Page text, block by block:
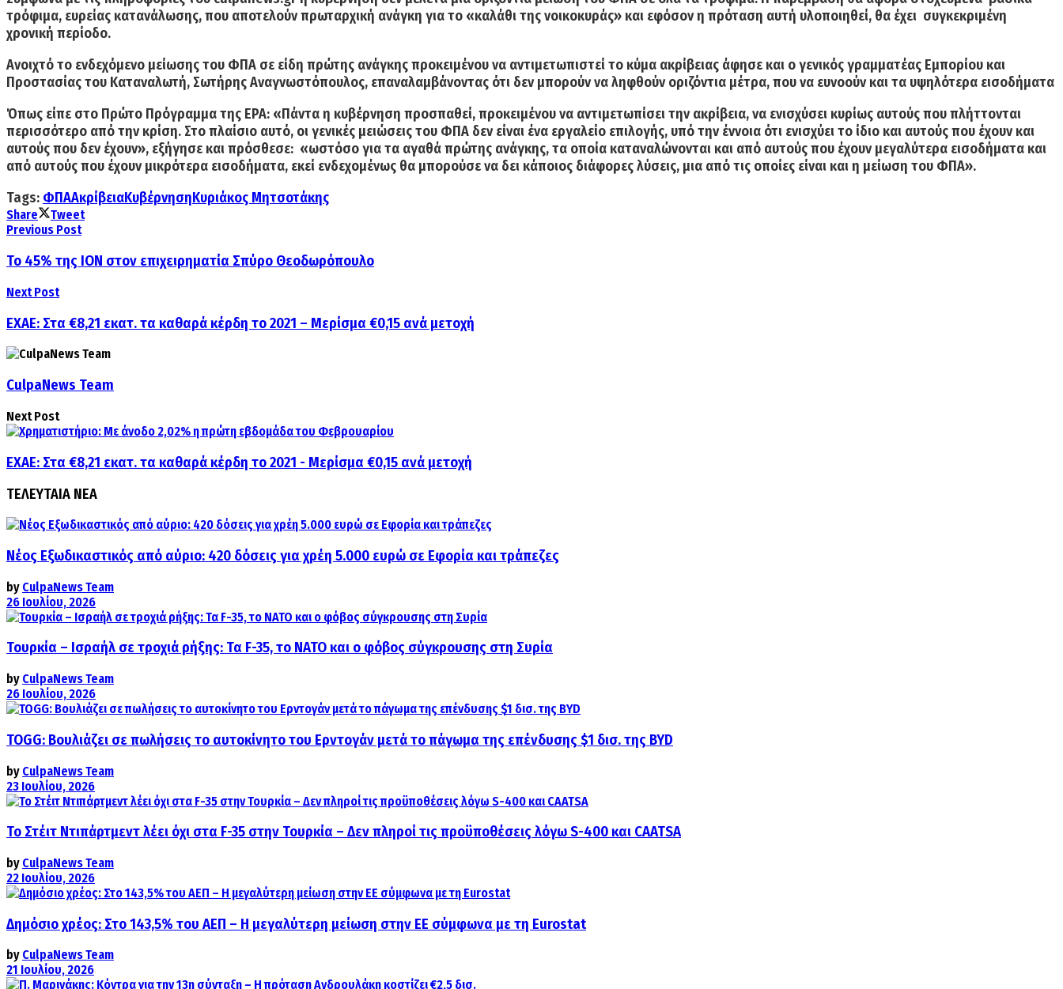
τρόφιμα, ευρείας κατανάλωσης,που αποτελούν πρωταρχική ανάγκη για το «καλάθι της νοικοκυράς» και εφόσον η πρόταση αυτή υλοποιηθεί, θα έχει συγκεκριμένη
χρονική περίοδο.
Ανοιχτό το ενδεχόμενο μείωσης του ΦΠΑ σε είδη πρώτης ανάγκης προκειμένου να αντιμετωπιστεί το κύμα ακρίβειας άφησε και ογενικός γραμματέας Εμπορίου και
Προστασίας του Καταναλωτή, Σωτήρης Αναγνωστόπουλος, επαναλαμβάνοντας ότι δεν μπορούν να ληφθούν οριζόντια μέτρα, που να ευνοούν και τα υψηλότερα εισοδήματα
Όπως είπε στο Πρώτο Πρόγραμμα της ΕΡΑ: «Πάντα η κυβέρνηση προσπαθεί, προκειμένου να αντιμετωπίσει την ακρίβεια,να ενισχύσει κυρίως αυτούς που πλήττονται
περισσότερο από την κρίση. Στο πλαίσιο αυτό, οι γενικές μειώσεις του ΦΠΑ δεν είναι ένα εργαλείο επιλογής, υπό την έννοια ότι ενισχύει το ίδιο και αυτούς που έχουν και
αυτούς που δεν έχουν», εξήγησε και πρόσθεσε: «ωστόσο για τα αγαθά πρώτης ανάγκης, τα οποία καταναλώνονται και από αυτούς που έχουν μεγαλύτερα εισοδήματα και
από αυτούς που έχουν μικρότερα εισοδήματα, εκεί ενδεχομένως θα μπορούσε να δει κάποιος διάφορες λύσεις, μια από τις οποίες είναι και η μείωση του ΦΠΑ».
Tags: ΦΠΑΑκρίβειαΚυβέρνησηΚυριάκος Μητσοτάκης
Share
Tweet
Previous Post
Το 45% της ΙΟΝ στον επιχειρηματία Σπύρο Θεοδωρόπουλο
Next Post
ΕΧΑΕ: Στα €8,21 εκατ. τα καθαρά κέρδη το 2021 – Μερίσμα €0,15 ανά μετοχή
CulpaNews Team
Next Post
ΕΧΑΕ: Στα €8,21 εκατ. τα καθαρά κέρδη το 2021 - Μερίσμα €0,15 ανά μετοχή
ΤΕΛΕΥΤΑΙΑ ΝΕΑ
Νέος Εξωδικαστικός από αύριο: 420 δόσεις για χρέη 5.000 ευρώ σε Εφορία και τράπεζες
by CulpaNews Team
26 Ιουλίου, 2026
Τουρκία – Ισραήλ σε τροχιά ρήξης: Τα F-35, το ΝΑΤΟ και ο φόβος σύγκρουσης στη Συρία
by CulpaNews Team
26 Ιουλίου, 2026
TOGG: Βουλιάζει σε πωλήσεις το αυτοκίνητο του Ερντογάν μετά το πάγωμα της επένδυσης $1 δισ. της BYD
by CulpaNews Team
23 Ιουλίου, 2026
Το Στέιτ Ντιπάρτμεντ λέει όχι στα F-35 στην Τουρκία – Δεν πληροί τις προϋποθέσεις λόγω S-400 και CAATSA
by CulpaNews Team
22 Ιουλίου, 2026
Δημόσιο χρέος: Στο 143,5% του ΑΕΠ – Η μεγαλύτερη μείωση στην ΕΕ σύμφωνα με τη Eurostat
by CulpaNews Team
21 Ιουλίου, 2026